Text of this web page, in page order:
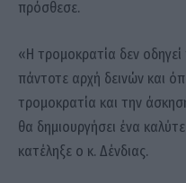
πρόσθεσε.
«Η τρομοκρατία δεν
πάντοτε αρχή δεινών και
τρομοκρατία και την
θα δημιουργήσει ένα
κατέληξε ο κ. Δένδιας.